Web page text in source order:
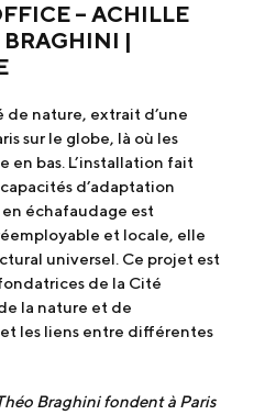
– ACHILLE
BRAGHINI |
de nature, extrait d’une
sur le globe, là où les
en bas. L’installation fait
d’adaptation
échafaudage est
et locale, elle
universel. Ce projet est
de la Cité
la nature et de
les liens entre différentes
Braghini fondent à Paris